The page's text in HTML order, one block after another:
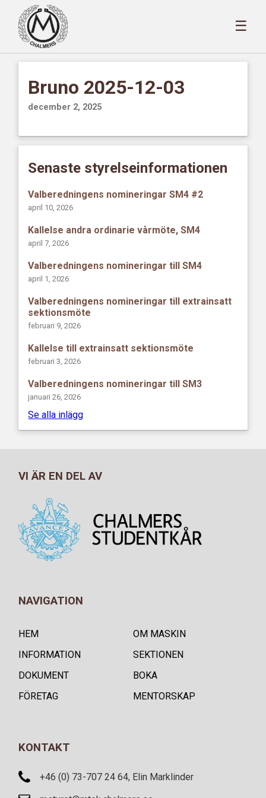
☰
Bruno 2025-12-03
december 2, 2025
Senaste styrelseinformationen
Valberedningens nomineringar SM4 #2
april 10, 2026
Kallelse andra ordinarie vårmöte, SM4
april 7, 2026
Valberedningens nomineringar till SM4
april 1, 2026
Valberedningens nomineringar till extrainsatt
sektionsmöte
februari 9, 2026
Kallelse till extrainsatt sektionsmöte
februari 3, 2026
Valberedningens nomineringar till SM3
januari 26, 2026
Se alla inlägg
VI ÄR EN DEL AV
NAVIGATION
HEM
OM MASKIN
INFORMATION
SEKTIONEN
DOKUMENT
BOKA
FÖRETAG
MENTORSKAP
KONTAKT
+46 (0) 73-707 24 64, Elin Marklinder